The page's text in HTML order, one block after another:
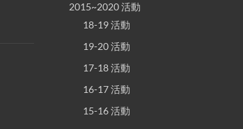
2015~2020 活動
18-19 活動
19-20 活動
17-18 活動
16-17 活動
15-16 活動